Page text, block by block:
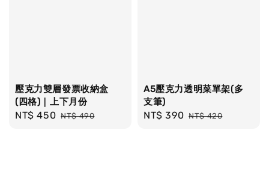
壓克力雙層發票收納盒
(四格)｜上下月份
Sale
NT$ 450 Regular
NT$ 490
A5壓克力透明菜單架(多
支筆)
Sale
NT$ 390 Regular
NT$ 420